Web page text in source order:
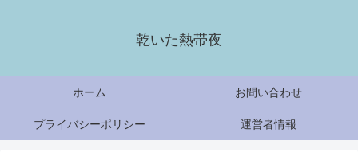
乾いた熱帯夜
ホーム お問い合わせ
プライバシーポリシー 運営者情報